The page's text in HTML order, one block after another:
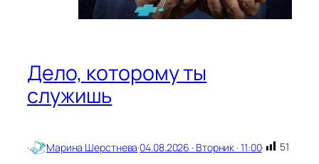
и
л
о
в
р
е
н
Дело, которому ты
служишь
· Марина Шерстнева·04.08.2026 · Вторник · 11:00· 51